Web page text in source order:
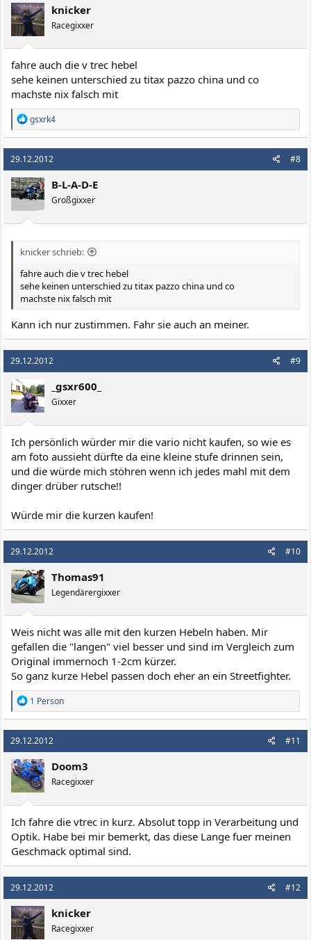
knicker
Racegixxer
fahre auch die v trec hebel
sehe keinen unterschied zu titax pazzo china und co
machste nix falsch mit
R
e
a
k
t
i
o
n
n
gsxrk4
29.12.2012 #8
B-L-A-D-E
Großgixxer
knicker schrieb:
fahre auch die v trec hebel
sehe keinen unterschied zu titax pazzo china und co
machste nix falsch mit
Kann ich nur zustimmen. Fahr sie auch an meiner.
29.12.2012 #9
_gsxr600_
Gixxer
Ich persönlich würder mir die vario nicht kaufen, so wie es
am foto aussieht dürfte da eine kleine stufe drinnen sein,
und die würde mich stöhren wenn ich jedes mahl mit dem
dinger drüber rutsche!!
Würde mir die kurzen kaufen!
29.12.2012 #10
Thomas91
Legendärergixxer
Weis nicht was alle mit den kurzen Hebeln haben. Mir
gefallen die "langen" viel besser und sind im Vergleich zum
Original immernoch 1-2cm kürzer.
So ganz kurze Hebel passen doch eher an ein Streetfighter.
R
e
a
k
t
i
o
n
e
n
1 Person
29.12.2012 #11
Doom3
Racegixxer
Ich fahre die vtrec in kurz. Absolut topp in Verarbeitung und
Optik. Habe bei mir bemerkt, das diese Lange fuer meinen
Geschmack optimal sind.
29.12.2012 #12
knicker
Racegixxer